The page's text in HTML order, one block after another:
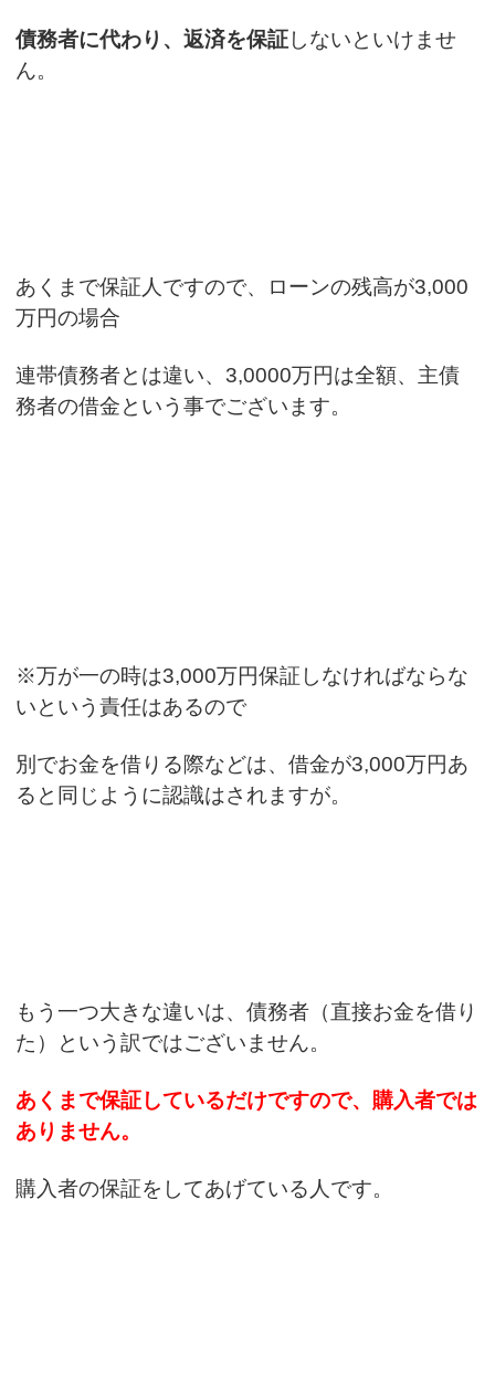
債務者に代わり、返済を保証しないといけませ
ん。
あくまで保証人ですので、ローンの残高が3,000
万円の場合
連帯債務者とは違い、3,0000万円は全額、主債
務者の借金という事でございます。
※万が一の時は3,000万円保証しなければならな
いという責任はあるので
別でお金を借りる際などは、借金が3,000万円あ
ると同じように認識はされますが。
もう一つ大きな違いは、債務者（直接お金を借り
た）という訳ではございません。
あくまで保証しているだけですので、購入者では
ありません。
購入者の保証をしてあげている人です。